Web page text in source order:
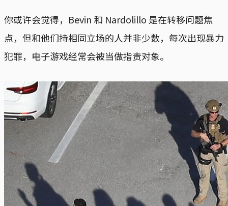
你或许会觉得，Bevin 和 Nardolillo 是在转移问题焦
点，但和他们持相同立场的人并非少数，每次出现暴力
犯罪，电子游戏经常会被当做指责对象。